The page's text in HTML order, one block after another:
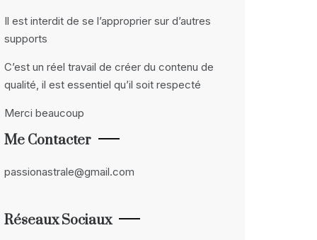
Il est interdit de se l’approprier sur d’autres
supports
C’est un réel travail de créer du contenu de
qualité, il est essentiel qu’il soit respecté
Merci beaucoup
Me Contacter
passionastrale@gmail.com
Réseaux Sociaux